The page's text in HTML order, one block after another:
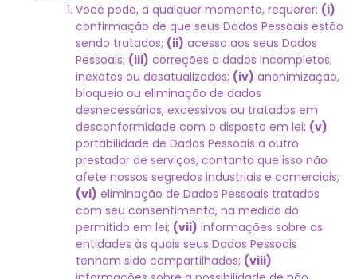
Você pode, a qualquer momento, requerer: (i)
confirmação de que seus Dados Pessoais estão
sendo tratados; (ii) acesso aos seus Dados
Pessoais; (iii) correções a dados incompletos,
inexatos ou desatualizados; (iv) anonimização,
bloqueio ou eliminação de dados
desnecessários, excessivos ou tratados em
desconformidade com o disposto em lei; (v)
portabilidade de Dados Pessoais a outro
prestador de serviços, contanto que isso não
afete nossos segredos industriais e comerciais;
(vi) eliminação de Dados Pessoais tratados
com seu consentimento, na medida do
permitido em lei; (vii) informações sobre as
entidades às quais seus Dados Pessoais
tenham sido compartilhados; (viii)